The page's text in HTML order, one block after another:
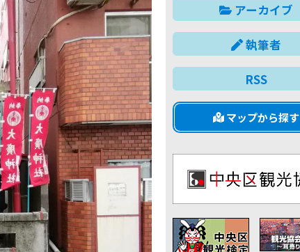
アーカイブ
執筆者
RSS
マップから探す